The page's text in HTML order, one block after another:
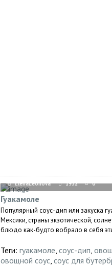
ElenaLeonova 1932 0
Гуакамоле
Популярный соус-дип или закуска
Мексики, страны экзотической,
блюдо как-будто вобрало в себя
Теги: гуакамоле, соус-дип,
овощной соус, соус для